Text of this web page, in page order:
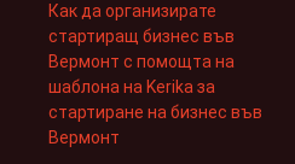
Как да организирате
стартиращ бизнес във
Вермонт с помощта на
шаблона на Kerika за
стартиране на бизнес във
Вермонт